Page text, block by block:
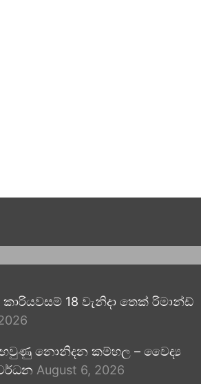
18 වැනිදා තෙක් රිමාන්ඩ්
නොනිදන කම්හල – වෛද්‍ය
August 6, 2026